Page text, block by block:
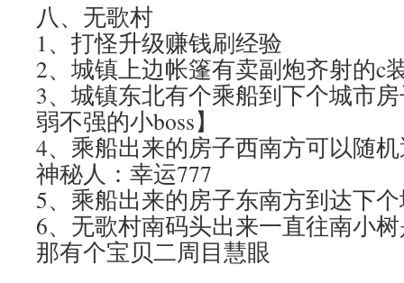
八、无歌村
1、打怪升级赚钱刷经验
2、城镇上边帐篷有卖副炮齐射的c
3、城镇东北有个乘船到下个城市
弱不强的小boss】
4、乘船出来的房子西南方可以随
神秘人：幸运777
5、乘船出来的房子东南方到达下
6、无歌村南码头出来一直往南小
那有个宝贝二周目慧眼